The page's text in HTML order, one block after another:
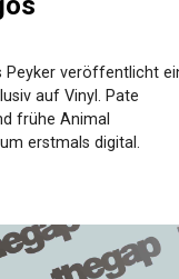
Peyker veröffentlicht
auf Vinyl. Pate
frühe Animal
erstmals digital.